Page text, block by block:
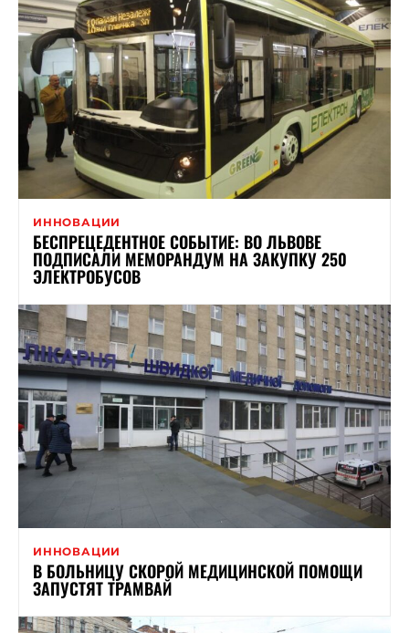
ИННОВАЦИИ
БЕСПРЕЦЕДЕНТНОЕ СОБЫТИЕ: ВО ЛЬВОВЕ
ПОДПИСАЛИ МЕМОРАНДУМ НА ЗАКУПКУ 250
ЭЛЕКТРОБУСОВ
ИННОВАЦИИ
В БОЛЬНИЦУ СКОРОЙ МЕДИЦИНСКОЙ ПОМОЩИ
ЗАПУСТЯТ ТРАМВАЙ